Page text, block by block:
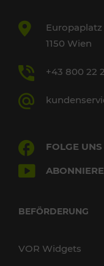
Europaplatz
1150 Wien
+43 800 22
FOLGE
BEFÖRDERUNG
VOR Widgets